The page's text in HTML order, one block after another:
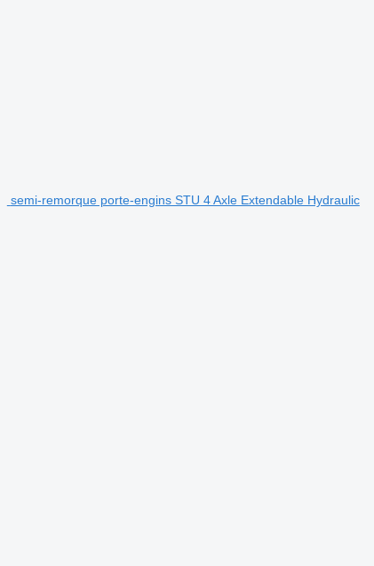
semi-remorque porte-engins STU 4 Axle Extendable Hydraulic